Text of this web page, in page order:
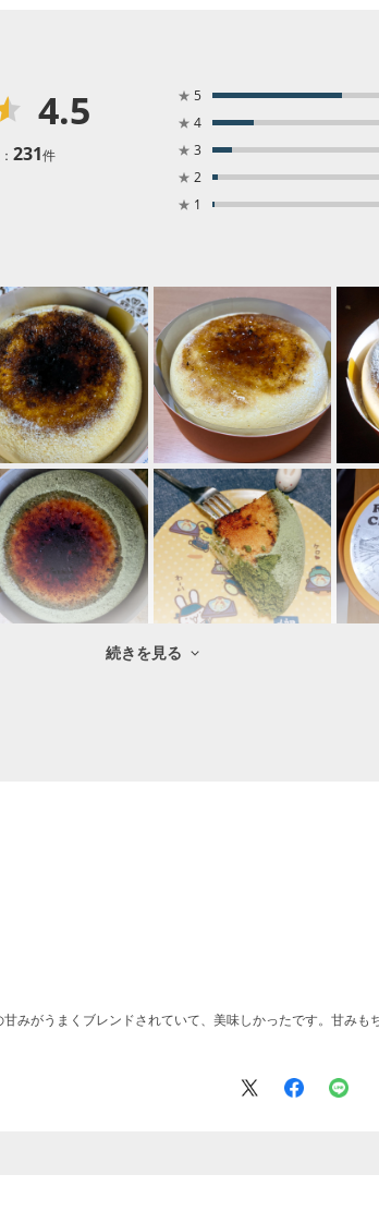
4.5
231件
★ 5
★ 4
★ 3
★ 2
★ 1
続きを見る
みがうまくブレンドされていて、美味しかったです。甘みも